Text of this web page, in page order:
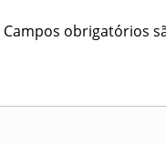
Campos obrigatórios